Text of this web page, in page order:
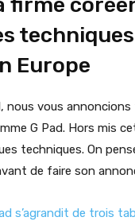
techniques
Europe
nous vous
G Pad. Hors mis
techniques. On
de faire son
s’agrandit de trois